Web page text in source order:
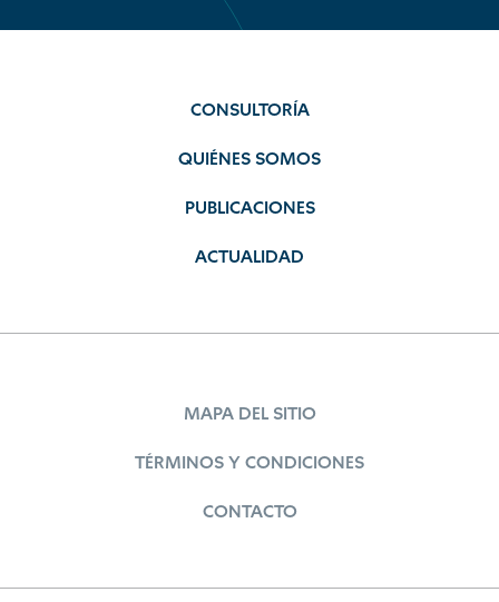
CONSULTORÍA
QUIÉNES SOMOS
PUBLICACIONES
ACTUALIDAD
MAPA DEL SITIO
TÉRMINOS Y CONDICIONES
CONTACTO